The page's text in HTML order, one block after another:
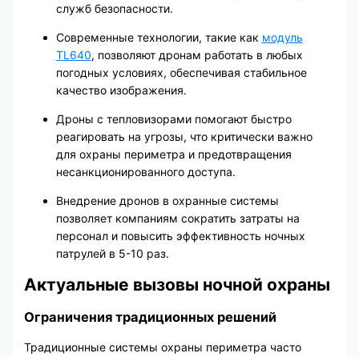
служб безопасности.
Современные технологии, такие как модуль
TL640, позволяют дронам работать в любых
погодных условиях, обеспечивая стабильное
качество изображения.
Дроны с тепловизорами помогают быстро
реагировать на угрозы, что критически важно
для охраны периметра и предотвращения
несанкционированного доступа.
Внедрение дронов в охранные системы
позволяет компаниям сократить затраты на
персонал и повысить эффективность ночных
патрулей в 5-10 раз.
Актуальные вызовы ночной охраны
Ограничения традиционных решений
Традиционные системы охраны периметра часто